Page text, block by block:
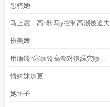
想骑她
马上震二高h骑马y控制高潮被迫失
扮美婢
用缅铃h塞缅铃高潮对镜舔穴喷他
一脸
情妹妹加更
她怀子